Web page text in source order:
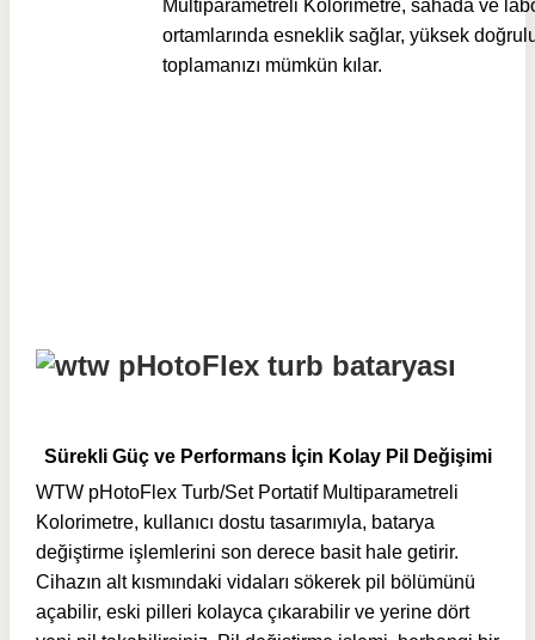
Multiparametreli Kolorimetre, sahada ve
ortamlarında esneklik sağlar, yüksek
toplamanızı mümkün kılar.
Sürekli Güç ve Performans İçin Kolay Pil Değişimi
WTW pHotoFlex Turb/Set Portatif Multiparametreli
Kolorimetre, kullanıcı dostu tasarımıyla, batarya
değiştirme işlemlerini son derece basit hale getirir.
Cihazın alt kısmındaki vidaları sökerek pil bölümünü
açabilir, eski pilleri kolayca çıkarabilir ve yerine dört